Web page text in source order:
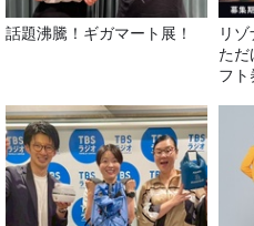
話題沸騰！ギガマート展！
リ
ただ
フト